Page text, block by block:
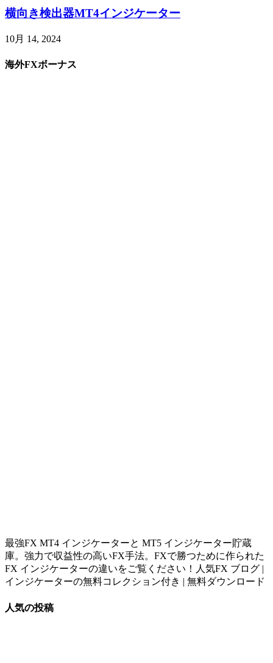
横向き検出器MT4インジケーター
10月 14, 2024
海外FXボーナス
最強FX MT4 インジケーターと MT5 インジケーター貯蔵
庫。強力で収益性の高いFX手法。FXで勝つために作られた
FX インジケーターの違いをご覧ください！人気FX ブログ |
インジケーターの無料コレクション付き | 無料ダウンロード
人気の投稿